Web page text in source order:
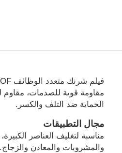
مقاومة قوية للصدمات، مقاوم
الحماية ضد التلف والكسر.
مجال التطبيقات
مناسبة لتغليف العناصر
والمشروبات والمعادن